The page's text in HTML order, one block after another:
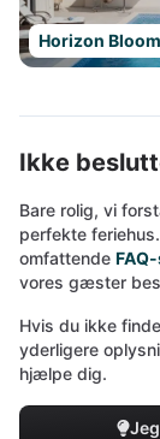
Horizon
Ikke
Bare rolig, vi
perfekte
omfattende
vores gæster
Hvis du ikke
yderligere
hjælpe dig.